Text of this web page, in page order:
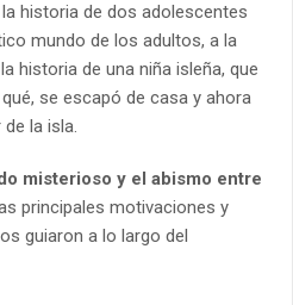
historia de dos adolescentes
mundo de los adultos, a la
historia de una niña isleña, que
se escapó de casa y ahora
la isla.
misterioso y el abismo entre
principales motivaciones y
guiaron a lo largo del